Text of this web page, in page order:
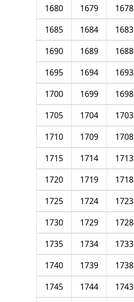
1678
1679
1680
1683
1684
1685
1688
1689
1690
1693
1694
1695
1698
1699
1700
1703
1704
1705
1708
1709
1710
1713
1714
1715
1718
1719
1720
1723
1724
1725
1728
1729
1730
1733
1734
1735
1738
1739
1740
1743
1744
1745